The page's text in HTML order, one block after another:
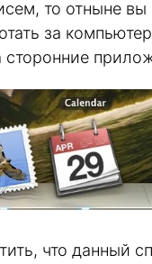
то отныне
за
сторонние
что данный